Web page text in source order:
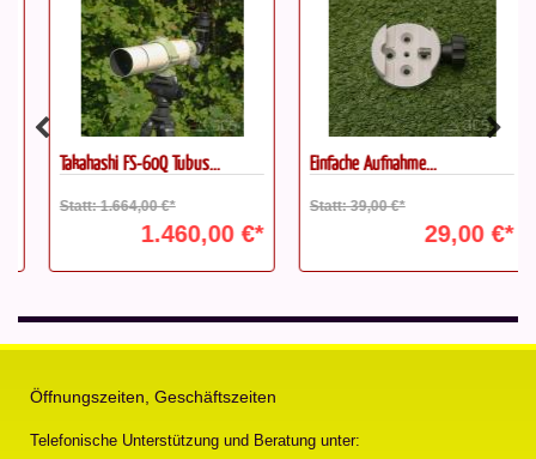
Takahashi FS-60Q Tubus...
Statt: 1.664,00 €*
1.460,00 €*
Einfache Aufnahme...
Statt: 39,00 €*
29,00 €*
Öffnungszeiten, Geschäftszeiten
Telefonische Unterstützung und Beratung unter: